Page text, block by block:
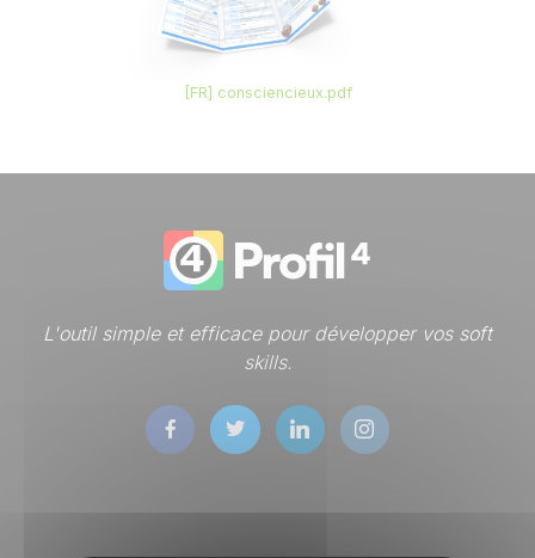
[FR] consciencieux.pdf
L'outil simple et efficace pour développer vos soft
skills.